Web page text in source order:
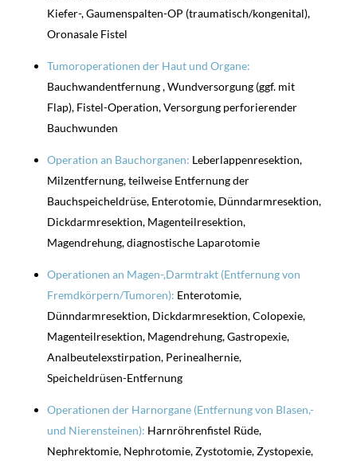
Kiefer-, Gaumenspalten-OP (traumatisch/kongenital),
Oronasale Fistel
Tumoroperationen der Haut und Organe:
Bauchwandentfernung , Wundversorgung (ggf. mit
Flap), Fistel-Operation, Versorgung perforierender
Bauchwunden
Operation an Bauchorganen: Leberlappenresektion,
Milzentfernung, teilweise Entfernung der
Bauchspeicheldrüse, Enterotomie, Dünndarmresektion,
Dickdarmresektion, Magenteilresektion,
Magendrehung, diagnostische Laparotomie
Operationen an Magen-,Darmtrakt (Entfernung von
Fremdkörpern/Tumoren): Enterotomie,
Dünndarmresektion, Dickdarmresektion, Colopexie,
Magenteilresektion, Magendrehung, Gastropexie,
Analbeutelexstirpation, Perinealhernie,
Speicheldrüsen-Entfernung
Operationen der Harnorgane (Entfernung von Blasen,-
und Nierensteinen): Harnröhrenfistel Rüde,
Nephrektomie, Nephrotomie, Zystotomie, Zystopexie,